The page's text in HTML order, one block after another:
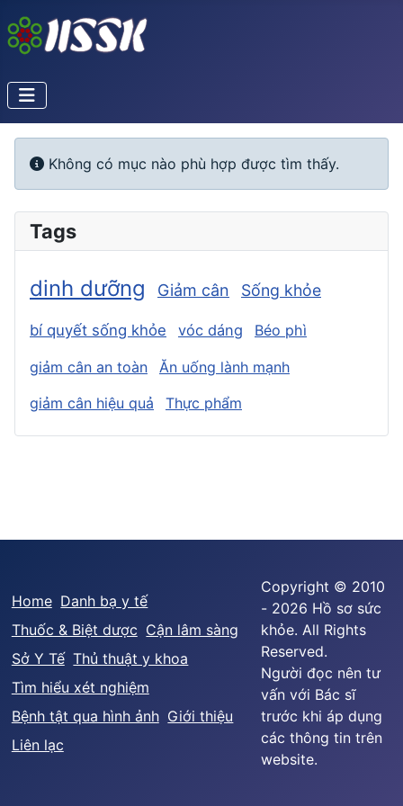
Info
Không có mục nào phù hợp được tìm thấy.
Tags
dinh dưỡng Giảm cân Sống khỏe
bí quyết sống khỏe vóc dáng Béo phì
giảm cân an toàn
Ăn uống lành mạnh
giảm cân hiệu quả
Thực phẩm
Home Danh bạ y tế
Thuốc & Biệt dược Cận lâm sàng
Sở Y Tế Thủ thuật y khoa
Tìm hiểu xét nghiệm
Bệnh tật qua hình ảnh Giới thiệu
Liên lạc
Copyright © 2010
- 2026 Hồ sơ sức
khỏe. All Rights
Reserved.
Người đọc nên tư
vấn với Bác sĩ
trước khi áp dụng
các thông tin trên
website.